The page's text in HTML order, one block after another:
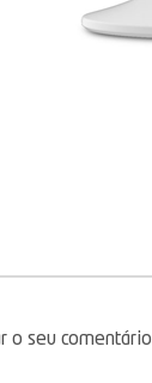
o seu comentário